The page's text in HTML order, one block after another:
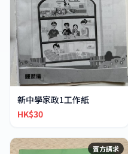
新中學家政1工作紙
HK$30
賣方請求